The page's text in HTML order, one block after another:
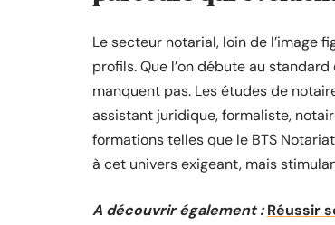
Le secteur notarial, loin de l’image
profils. Que l’on débute au
manquent pas. Les études de
assistant juridique, formaliste,
formations telles que le BTS
à cet univers exigeant, mais
A découvrir également : Réussir